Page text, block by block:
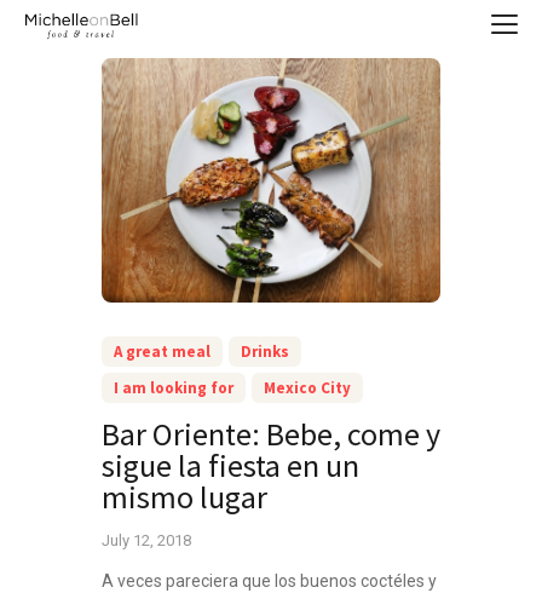
A great meal
Drinks
I am looking for
Mexico City
Bar Oriente: Bebe, come y
sigue la fiesta en un
mismo lugar
July 12, 2018
A veces pareciera que los buenos coctéles y